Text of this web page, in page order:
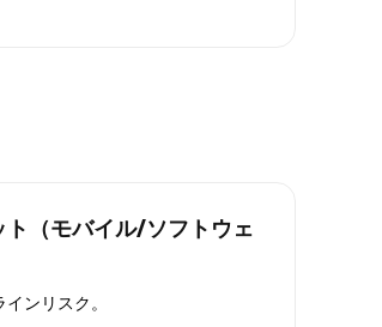
（モバイル/ソフトウェ
ンリスク。